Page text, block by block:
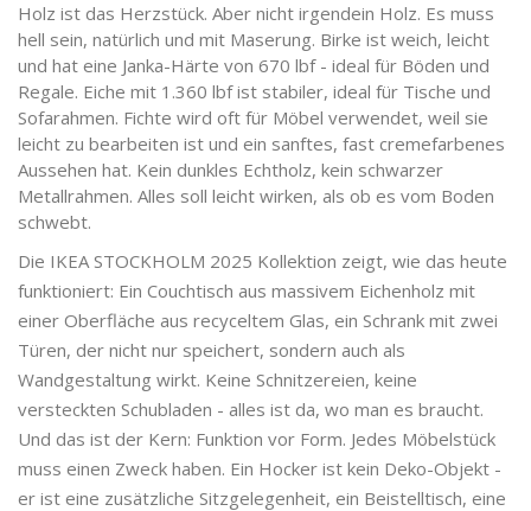
Holz ist das Herzstück. Aber nicht irgendein Holz. Es muss
hell sein, natürlich und mit Maserung. Birke ist weich, leicht
und hat eine Janka-Härte von 670 lbf - ideal für Böden und
Regale. Eiche mit 1.360 lbf ist stabiler, ideal für Tische und
Sofarahmen. Fichte wird oft für Möbel verwendet, weil sie
leicht zu bearbeiten ist und ein sanftes, fast cremefarbenes
Aussehen hat. Kein dunkles Echtholz, kein schwarzer
Metallrahmen. Alles soll leicht wirken, als ob es vom Boden
schwebt.
Die IKEA STOCKHOLM 2025 Kollektion zeigt, wie das heute
funktioniert: Ein Couchtisch aus massivem Eichenholz mit
einer Oberfläche aus recyceltem Glas, ein Schrank mit zwei
Türen, der nicht nur speichert, sondern auch als
Wandgestaltung wirkt. Keine Schnitzereien, keine
versteckten Schubladen - alles ist da, wo man es braucht.
Und das ist der Kern: Funktion vor Form. Jedes Möbelstück
muss einen Zweck haben. Ein Hocker ist kein Deko-Objekt -
er ist eine zusätzliche Sitzgelegenheit, ein Beistelltisch, eine